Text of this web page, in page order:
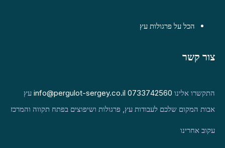
הכל על פרגולות עץ
צור קשר
התקשרו אלינו0733742560
info@pergulot-sergey.co.ilעץ
אבות המקום שלכם לעבודות עץ, פרגולות ושיפוצים בפתח תקווה והמרכז
עקוב אחרינו